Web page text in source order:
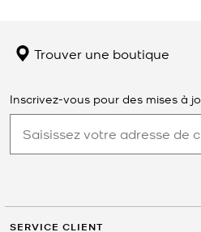
Trouver une boutique
Inscrivez-vous pour des mises à
SERVICE CLIENT